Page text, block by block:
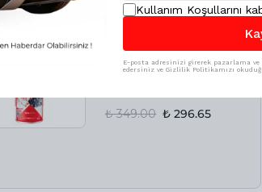
Susuz Motor
500 Ml
₺ 349.00 ₺ 296.65
Kullanım Koşullarını
E-posta adresinizi girerek pazarlama
edersiniz ve Gizlilik Politikamızı